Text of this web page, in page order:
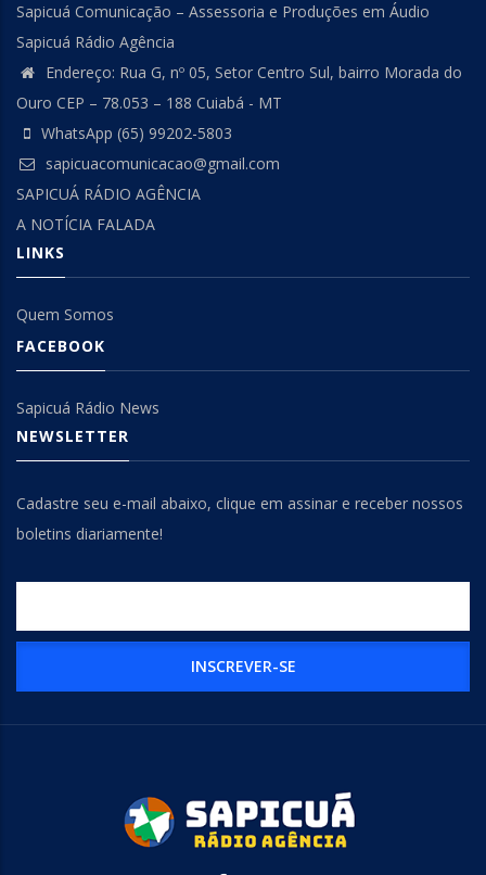
Sapicuá Comunicação – Assessoria e Produções em Áudio
Sapicuá Rádio Agência
Endereço: Rua G, nº 05, Setor Centro Sul, bairro Morada do
Ouro CEP – 78.053 – 188 Cuiabá - MT
WhatsApp (65) 99202-5803
sapicuacomunicacao@gmail.com
SAPICUÁ RÁDIO AGÊNCIA
A NOTÍCIA FALADA
LINKS
Quem Somos
FACEBOOK
Sapicuá Rádio News
NEWSLETTER
Cadastre seu e-mail abaixo, clique em assinar e receber nossos
boletins diariamente!